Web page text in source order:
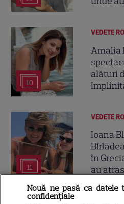
10
VEDETE
Amalia
alături
11
VEDETE
Ioana
în
au
Nouă ne pasă ca datele
confidențiale